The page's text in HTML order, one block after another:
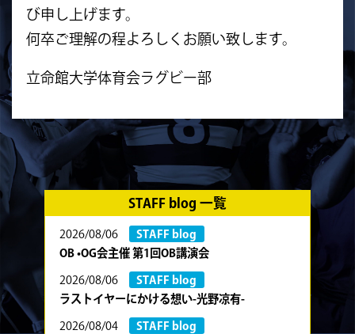
び申し上げます。
何卒ご理解の程よろしくお願い致します。
立命館大学体育会ラグビー部
STAFF blog 一覧
2026/08/06
STAFF blog
OB •OG会主催 第1回OB講演会
2026/08/06
STAFF blog
ラストイヤーにかける想い-光野凉有-
2026/08/04
STAFF blog